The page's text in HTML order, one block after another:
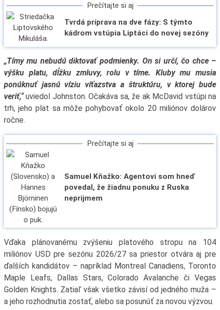
Prečítajte si aj
Tvrdá príprava na dve fázy: S týmto
kádrom vstúpia Liptáci do novej sezóny
„Tímy mu nebudú diktovať podmienky. On si určí, čo chce –
výšku platu, dĺžku zmluvy, rolu v tíme. Kluby mu musia
ponúknuť jasnú víziu víťazstva a štruktúru, v ktorej bude
veriť,“uviedol Johnston. Očakáva sa, že ak McDavid vstúpi na
trh, jeho plat sa môže pohybovať okolo 20 miliónov dolárov
ročne.
Prečítajte si aj
Samuel Kňažko: Agentovi som hneď
povedal, že žiadnu ponuku z Ruska
neprijmem
Vďaka plánovanému zvýšeniu platového stropu na 104
miliónov USD pre sezónu 2026/27 sa priestor otvára aj pre
ďalších kandidátov – napríklad Montreal Canadiens, Toronto
Maple Leafs, Dallas Stars, Colorado Avalanche či Vegas
Golden Knights. Zatiaľ však všetko závisí od jedného muža –
a jeho rozhodnutia zostať, alebo sa posunúť za novou výzvou.